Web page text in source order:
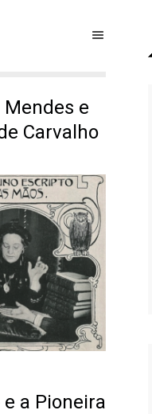
e
Carvalho
a Pioneira